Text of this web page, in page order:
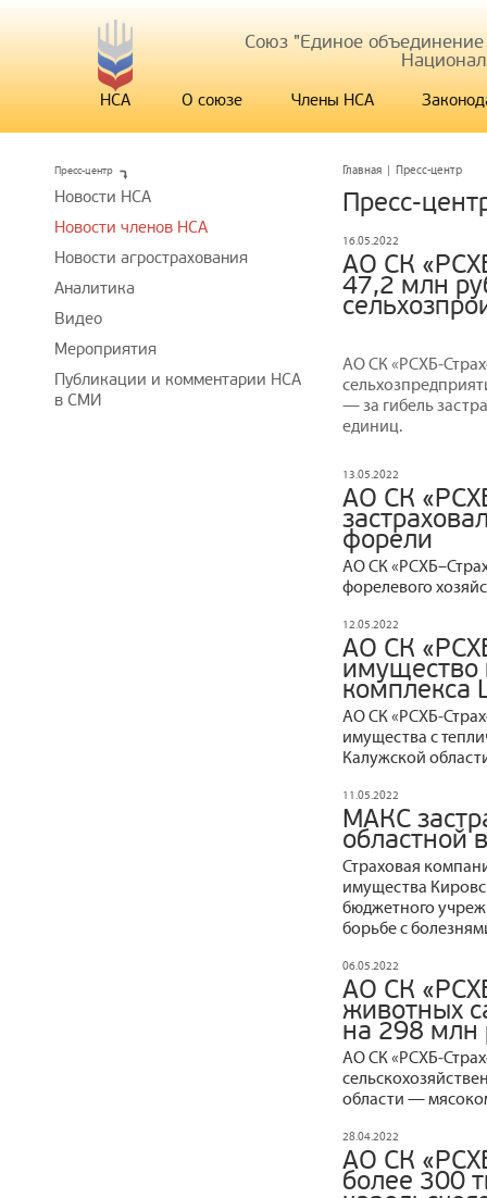
Союз "Единое
НСА О союзе Члены НСА
Главная | Пресс-центр
Пресс-
16.05.2022
АО СК
47,2 млн
АО СК
— за гибель
единиц.
13.05.2022
АО СК
форели
АО СК
форелевого
12.05.2022
АО СК
имущество
АО СК
имущества с
Калужской
11.05.2022
МАКС
областной
Страховая
имущества
бюджетного
борьбе с
06.05.2022
АО СК
животных
на 298 млн
АО СК
области —
28.04.2022
АО СК
более 300
Пресс-центр
Новости НСА
Новости членов НСА
Новости агрострахования
Аналитика
Видео
Мероприятия
Публикации и комментарии НСА
в СМИ